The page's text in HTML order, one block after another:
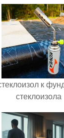
к
стеклоизола